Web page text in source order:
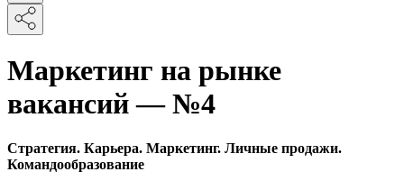
Маркетинг на рынке
вакансий — №4
Стратегия. Карьера. Маркетинг. Личные продажи.
Командообразование